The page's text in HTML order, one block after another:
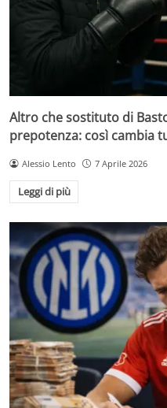
Altro che sostituto di
prepotenza: così cambia
Alessio Lento 7 Aprile 2026
Leggi di più